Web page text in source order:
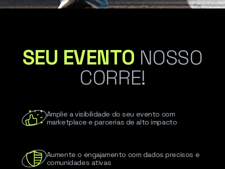
SEU EVENTO NOSSO
CORRE!
Amplie a visibilidade do seu evento com
marketplace e parcerias de alto impacto
Aumente o engajamento com dados precisos e
comunidades ativas